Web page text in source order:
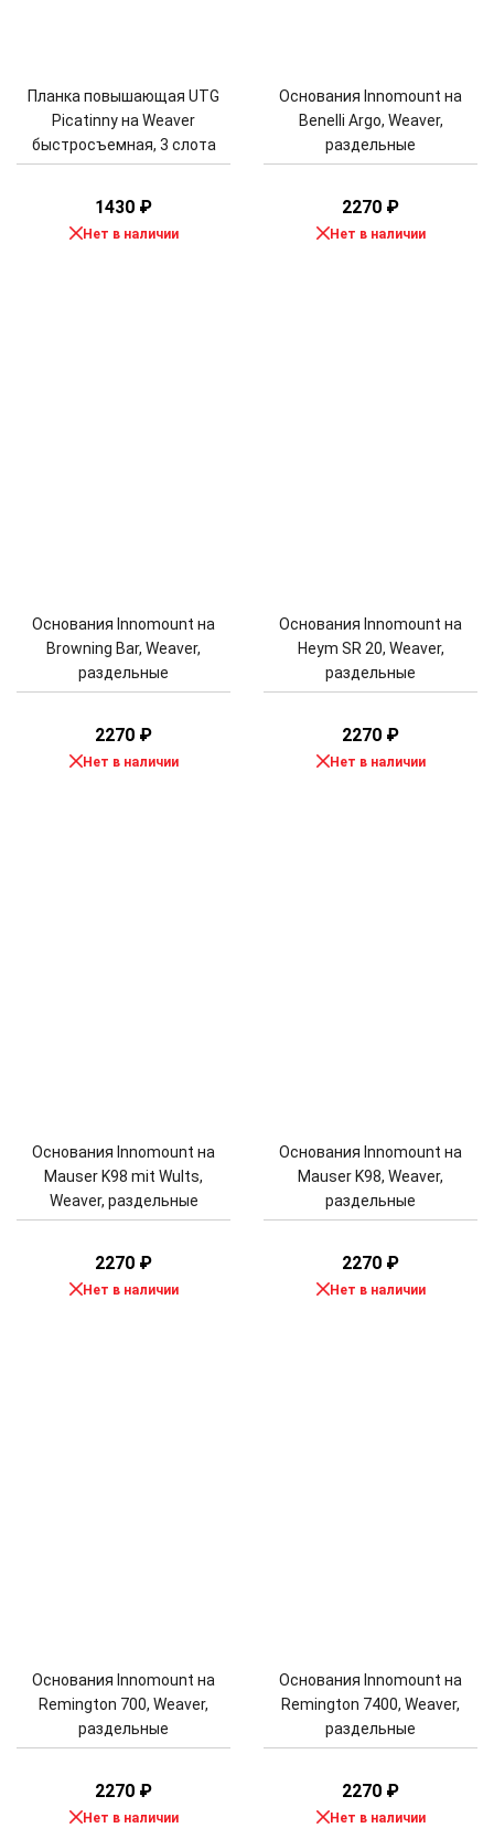
Планка повышающая UTG
Picatinny на Weaver
быстросъемная, 3 слота
1430 ₽
Нет в наличии
Основания Innomount на
Benelli Argo, Weaver,
раздельные
2270 ₽
Нет в наличии
Основания Innomount на
Browning Bar, Weaver,
раздельные
2270 ₽
Нет в наличии
Основания Innomount на
Heym SR 20, Weaver,
раздельные
2270 ₽
Нет в наличии
Основания Innomount на
Mauser K98 mit Wults,
Weaver, раздельные
2270 ₽
Нет в наличии
Основания Innomount на
Mauser K98, Weaver,
раздельные
2270 ₽
Нет в наличии
Основания Innomount на
Remington 700, Weaver,
раздельные
2270 ₽
Нет в наличии
Основания Innomount на
Remington 7400, Weaver,
раздельные
2270 ₽
Нет в наличии